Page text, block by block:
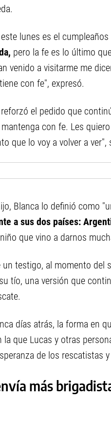
lunes es el
pero la fe es lo último
venido a visitarme me
con fe", expresó.
el pedido que
con fe. Les
que lo voy a volver a ver",
Blanca lo definió como
a sus dos países:
que vino a darnos
un testigo, al momento del
tío, una versión que
días atrás, la forma en
la que Lucas y otras
de los rescatistas
más